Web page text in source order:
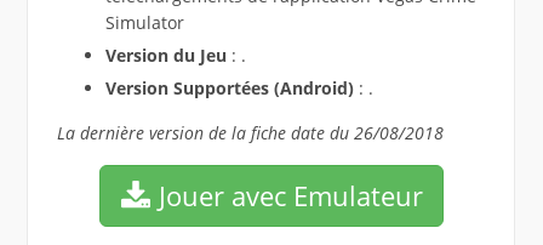
Simulator
Version du Jeu : .
Version Supportées (Android): .
La dernière version de la fiche date du 26/08/2018
Jouer avec Emulateur